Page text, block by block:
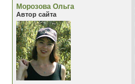
Морозова Ольга
Автор сайта